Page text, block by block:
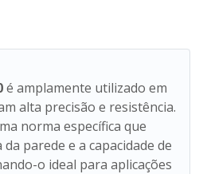
é amplamente utilizado em
alta precisão e resistência.
norma específica que
parede e a capacidade de
o ideal para aplicações